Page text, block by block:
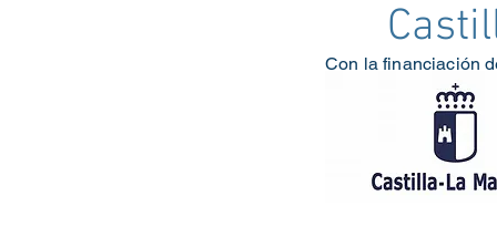
Con la financiación